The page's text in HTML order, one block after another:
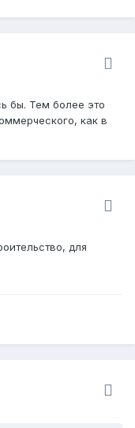
бы. Тем более это
как в
для